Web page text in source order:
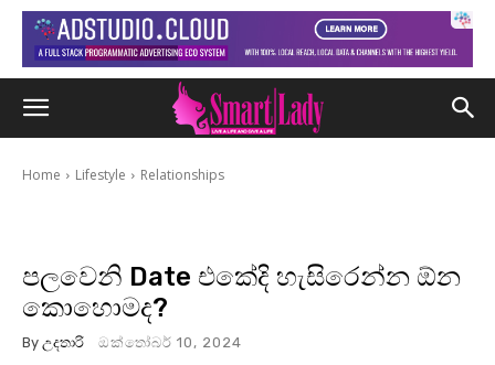
Home Lifestyle Relationships
පලවෙනි Date එකේදි හැසිරෙන්න ඕන
කොහොමද?
By උදතාරි ඔක්තෝබර් 10, 2024